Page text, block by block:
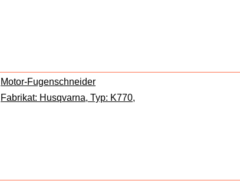
Motor-Fugenschneider
Fabrikat: Husqvarna, Typ: K770,